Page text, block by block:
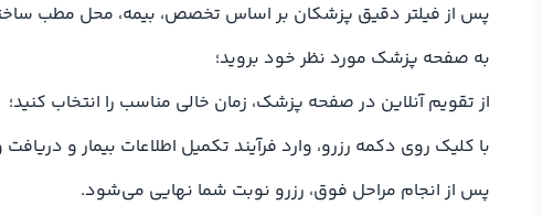
پس از فیلتر دقیق پزشکان بر اساس تخصص، بیمه، محل مطب
به صفحه پزشک مورد نظر خود بروید؛
از تقویم آنلاین در صفحه پزشک، زمان خالی مناسب را انتخاب کنید؛
با کلیک روی دکمه رزرو، وارد فرآیند تکمیل اطلاعات بیمار و
پس از انجام مراحل فوق، رزرو نوبت شما نهایی می‌شود.